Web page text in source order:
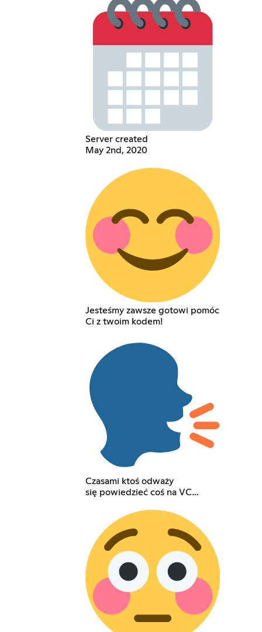
Server created
May 2nd, 2020
Jesteśmy zawsze gotowi pomóc
Ci z twoim kodem!
Czasami ktoś odważy
się powiedzieć coś na VC…